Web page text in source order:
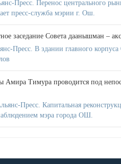
Пресс. Перенос центрального
пресс-служба мэрии г. Ош.
заседание Совета даанышман –
Пресс. В здании главного
Амира Тимура проводится под
Пресс. Капитальная
мэра города ОШ.